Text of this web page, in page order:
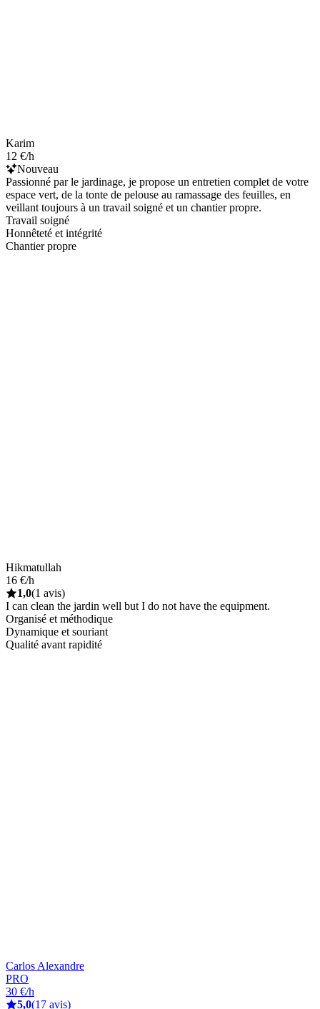
Karim
12 €/h
Nouveau
Passionné par le jardinage, je propose un entretien complet de votre
espace vert, de la tonte de pelouse au ramassage des feuilles, en
veillant toujours à un travail soigné et un chantier propre.
Travail soigné
Honnêteté et intégrité
Chantier propre
Hikmatullah
16 €/h
1,0(1 avis)
I can clean the jardin well but I do not have the equipment.
Organisé et méthodique
Dynamique et souriant
Qualité avant rapidité
Carlos Alexandre
PRO
30 €/h
5,0(17 avis)